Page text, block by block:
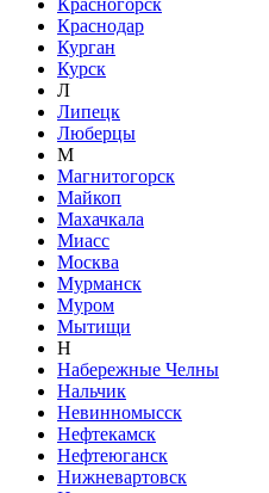
Красногорск
Краснодар
Курган
Курск
Л
Липецк
Люберцы
М
Магнитогорск
Майкоп
Махачкала
Миасс
Москва
Мурманск
Муром
Мытищи
Н
Набережные Челны
Нальчик
Невинномысск
Нефтекамск
Нефтеюганск
Нижневартовск